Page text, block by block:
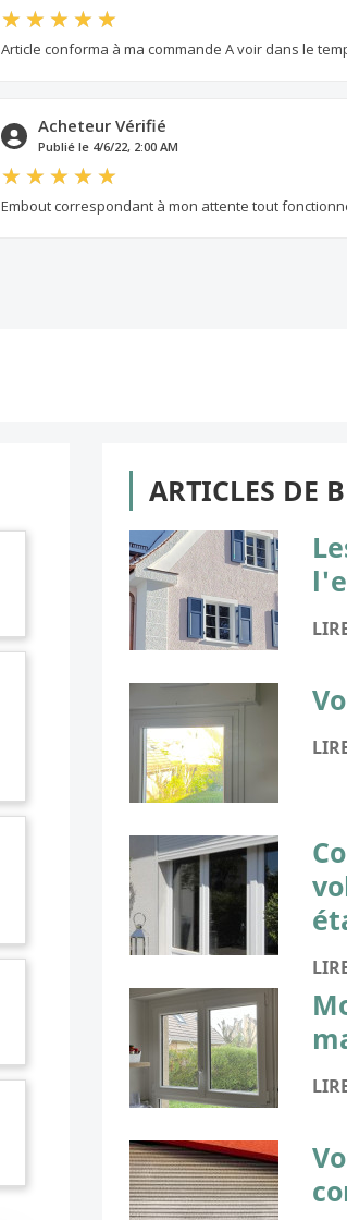
Article conforma à ma commande A voir dans le
Acheteur Vérifié
Publié le 4/6/22, 2:00 AM
Embout correspondant à mon attente tout
ARTICLES DE